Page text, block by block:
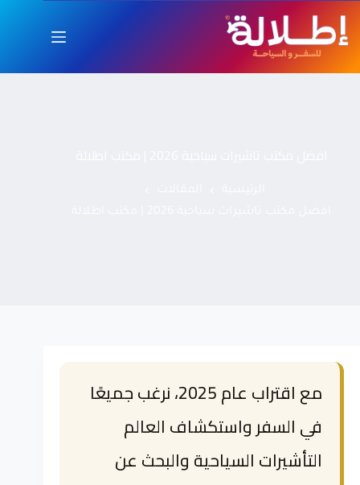
مع اقتراب عام 2025، نرغب جميعًا
في السفر واستكشاف العالم
التأشيرات السياحية والبحث عن